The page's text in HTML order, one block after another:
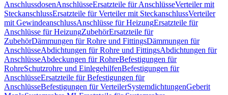
AnschlussdosenAnschlüsseErsatzteile für AnschlüsseVerteiler mit
SteckanschlussErsatzteile für Verteiler mit SteckanschlussVerteiler
mit GewindeanschlussAnschlüsse für HeizungErsatzteile für
Anschlüsse für HeizungZubehörErsatzteile für
ZubehörDämmungen für Rohre und FittingsDämmungen für
AnschlüsseAbdichtungen für Rohre und FittingsAbdichtungen für
AnschlüsseAbdeckungen für RohreBefestigungen für
RohreSchutzrohre und EinlegehilfenBefestigungen für
AnschlüsseErsatzteile für Befestigungen für
AnschlüsseBefestigungen für VerteilerSystemdichtungenGeberit